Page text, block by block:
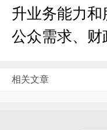
升业务能力
公众需求、
相关文章